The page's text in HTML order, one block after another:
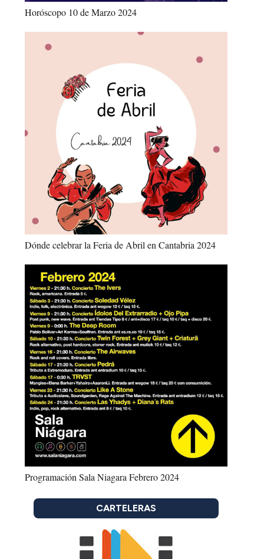
Horóscopo 10 de Marzo 2024
Dónde celebrar la Feria de Abril en Cantabria 2024
Programación Sala Niagara Febrero 2024
CARTELERAS